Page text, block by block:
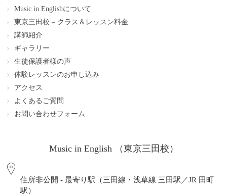
Music in Englishについて
東京三田校 – クラス＆レッスン料金
講師紹介
ギャラリー
生徒保護者様の声
体験レッスンのお申し込み
アクセス
よくあるご質問
お問い合わせフォーム
Music in English （東京三田校）
住所非公開 - 最寄り駅（三田線・浅草線 三田駅／JR 田町
駅）